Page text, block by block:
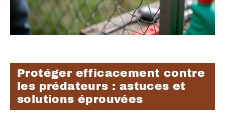
Protéger efficacement contre
les prédateurs : astuces et
solutions éprouvées